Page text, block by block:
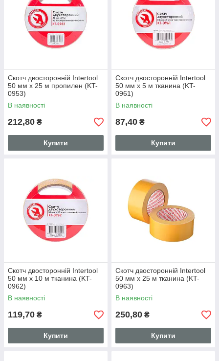
Скотч двосторонній Intertool
50 мм х 25 м пропилен (KT-
0953)
В наявності
212,80 ₴
Купити
Скотч двосторонній Intertool
50 мм х 5 м тканина (KT-
0961)
В наявності
87,40 ₴
Купити
Скотч двосторонній Intertool
50 мм х 10 м тканина (KT-
0962)
В наявності
119,70 ₴
Купити
Скотч двосторонній Intertool
50 мм х 25 м тканина (KT-
0963)
В наявності
250,80 ₴
Купити